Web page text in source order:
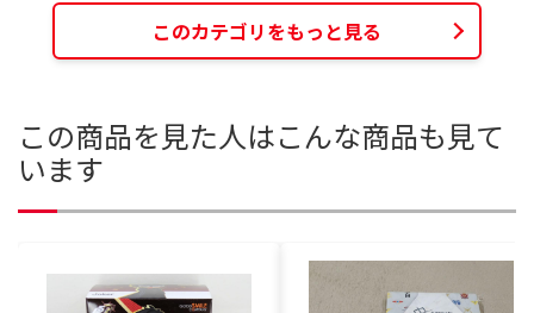
このカテゴリをもっと見る
この商品を見た人はこんな商品も見て
います